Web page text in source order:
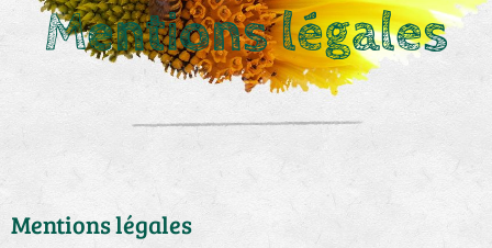
Mentions légales
Mentions légales